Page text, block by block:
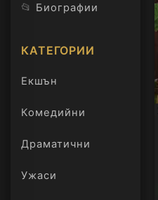
📂 Биографии
КАТЕГОРИИ
Екшън
Комедийни
Драматични
Ужаси